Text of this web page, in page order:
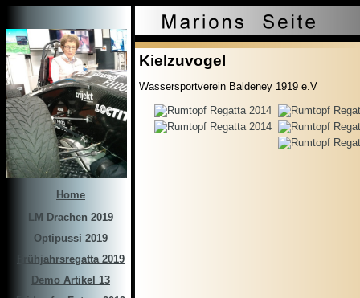
Home
LM Drachen 2019
Optipussi 2019
Frühjahrsregatta 2019
Demo Artikel 13
Kielzuvogel
Wassersportverein Baldeney 1919 e.V